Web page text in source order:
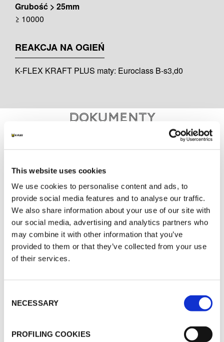
This website uses cookies
We use cookies to personalise content and ads, to
provide social media features and to analyse our traffic.
We also share information about your use of our site with
our social media, advertising and analytics partners who
may combine it with other information that you’ve
provided to them or that they’ve collected from your use
of their services.
Selection
NECESSARY
PROFILING COOKIES
Grubość > 25mm
≥ 10000
REAKCJA NA OGIEŃ
K-FLEX KRAFT PLUS maty: Euroclass B-s3,d0
Dokumenty
DOKUMENTACJA TECHNICZNA
POL_DOP K-FLEX KRAFT PLUS - 6-32mm thk
sheet 55110103201-01G4
MARKETING
Cennik K-FLEX 2026.06.08